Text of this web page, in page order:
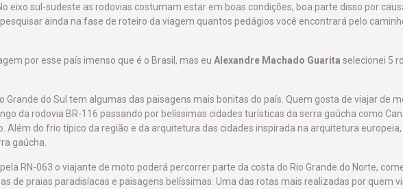
eixo sul-sudeste as rodovias costumam estar em boas condições, boa parte disso por
ainda na fase de roteiro da viagem quantos pedágios você encontrará pelo
por esse país imenso que é o Brasil, mas euAlexandre Machado Guarita selecionei 5
Grande do Sul tem algumas das paisagens mais bonitas do país. Quem gosta de viajar de
da rodovia BR-116 passando por belíssimas cidades turísticas da serra gaúcha como
Além do frio típico da região e da arquitetura das cidades inspirada na arquitetura
gaúcha.
RN-063 o viajante de moto poderá percorrer parte da costa do Rio Grande do Norte,
de praias paradisíacas e paisagens belíssimas. Uma das rotas mais realizadas por quem